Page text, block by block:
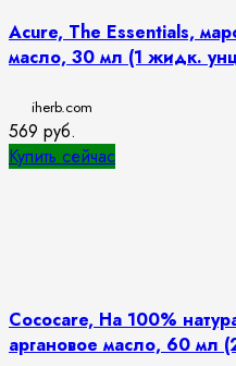
Acure, The Essentials,
масло, 30 мл (1 жидк.
iherb.com
569 руб.
Купить сейчас
Cococare, На 100%
аргановое масло, 60 мл